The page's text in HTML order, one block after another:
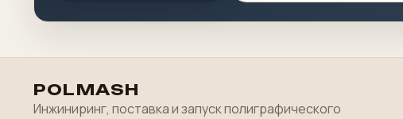
POLMASH
Инжиниринг, поставка и запуск полиграфического